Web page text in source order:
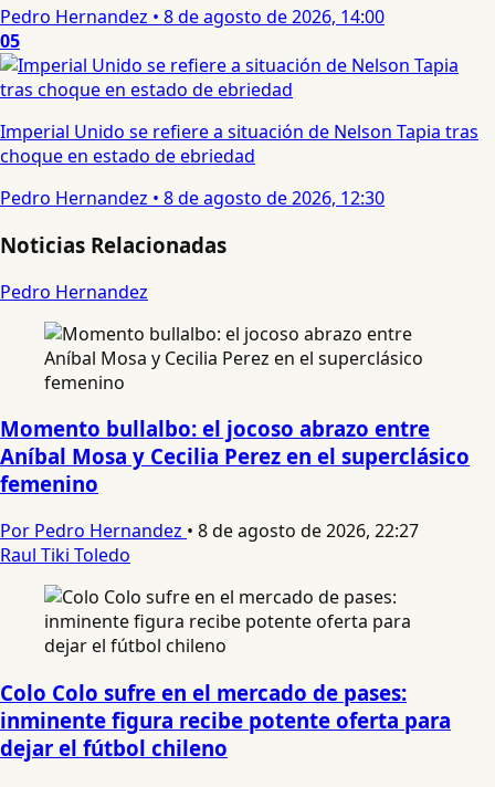
Pedro Hernandez • 8 de agosto de 2026, 14:00
05
Imperial Unido se refiere a situación de Nelson Tapia tras
choque en estado de ebriedad
Pedro Hernandez • 8 de agosto de 2026, 12:30
Noticias Relacionadas
Pedro Hernandez
Momento bullalbo: el jocoso abrazo entre
Aníbal Mosa y Cecilia Perez en el superclásico
femenino
Por Pedro Hernandez • 8 de agosto de 2026, 22:27
Raul Tiki Toledo
Colo Colo sufre en el mercado de pases:
inminente figura recibe potente oferta para
dejar el fútbol chileno